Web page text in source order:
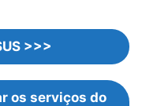
>>>
os serviços do